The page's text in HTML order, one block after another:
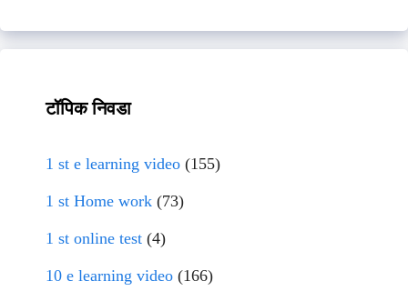
टॉपिक निवडा
1 st e learning video (155)
1 st Home work (73)
1 st online test (4)
10 e learning video (166)